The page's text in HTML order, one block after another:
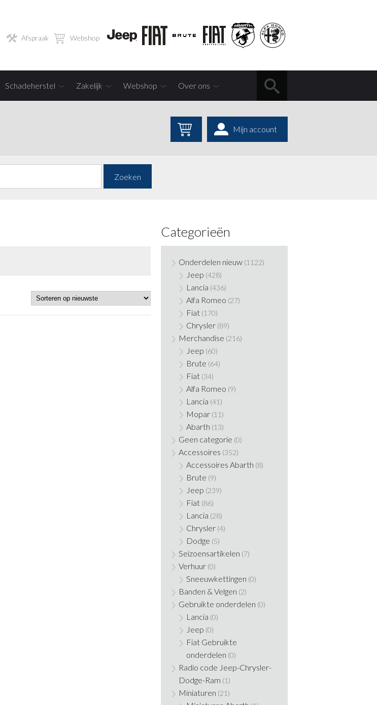
Afspraak Webshop
Schadeherstel Zakelijk Webshop Over ons
Mijn account
Zoeken
Categorieën
Onderdelen nieuw (1122)
Jeep (428)
Lancia (436)
Alfa Romeo (27)
Fiat (170)
Chrysler (89)
Merchandise (216)
Jeep (60)
Brute (64)
Fiat (34)
Alfa Romeo (9)
Lancia (41)
Mopar (11)
Abarth (13)
Geen categorie (0)
Accessoires (352)
Accessoires Abarth (8)
Brute (9)
Jeep (239)
Fiat (86)
Lancia (28)
Chrysler (4)
Dodge (5)
Seizoensartikelen (7)
Verhuur (0)
Sneeuwkettingen (0)
Banden & Velgen (2)
Gebruikte onderdelen (0)
Lancia (0)
Jeep (0)
Fiat Gebruikte
onderdelen (0)
Radio code Jeep-Chrysler-
Dodge-Ram (1)
Miniaturen (21)